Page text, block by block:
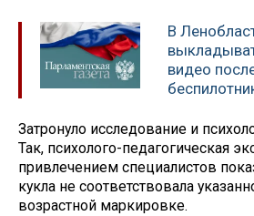
В
видео
Затронуло исследование и
Так, психолого-педагогическая
привлечением специалистов
кукла не соответствовала
возрастной маркировке.